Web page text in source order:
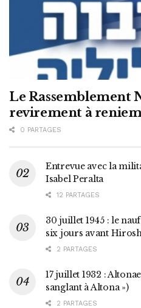
Le Rassemblement
revirement à
0 PARTAGES
Entrevue avec la
Isabel Peralta
12 PARTAGES
30 juillet 1945 : le
six jours avant
2 PARTAGES
17 juillet 1932 :
sanglant à Altona »)
2 PARTAGES